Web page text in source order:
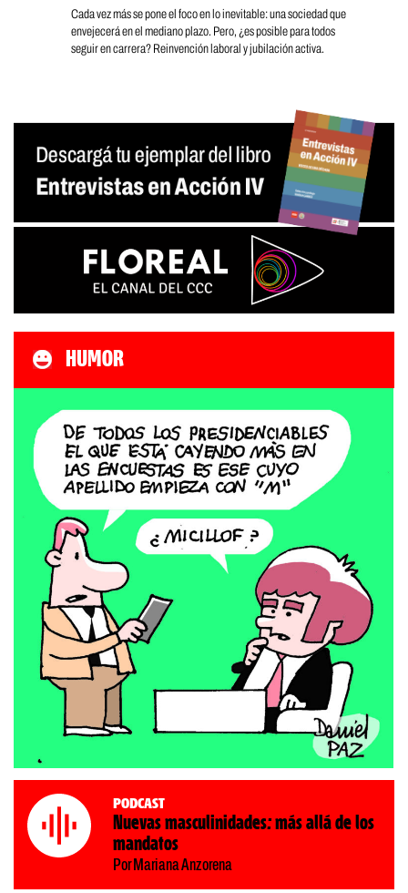
Cada vez más se pone el foco en lo inevitable: una sociedad que
envejecerá en el mediano plazo. Pero, ¿es posible para todos
seguir en carrera? Reinvención laboral y jubilación activa.
HUMOR
Podcast
Nuevas masculinidades: más allá de los
mandatos
Por Mariana Anzorena